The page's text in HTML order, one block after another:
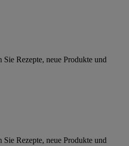
Rezepte, neue Produkte und
Rezepte, neue Produkte und